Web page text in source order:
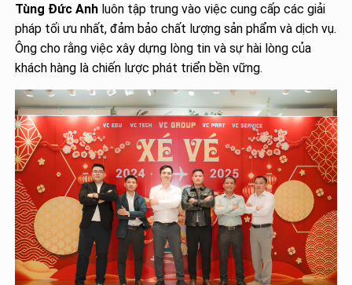
Tùng Đức Anh luôn tập trung vào việc cung cấp các giải
pháp tối ưu nhất, đảm bảo chất lượng sản phẩm và dịch vụ.
Ông cho rằng việc xây dựng lòng tin và sự hài lòng của
khách hàng là chiến lược phát triển bền vững.